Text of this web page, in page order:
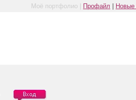
Моё портфолио | Профайл